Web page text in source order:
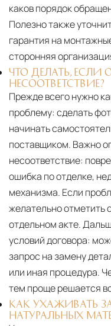
каков порядок
Полезно также
гарантия на
сторонняя
ЧТО ДЕЛАТЬ, ЕСЛИ
НЕСООТВЕТСТВИЕ?
Прежде всего нужно
проблему: сделать
начинать
поставщиком. Важно
несоответствие:
ошибка по отделке,
механизма. Если
желательно отметить
отдельном акте.
условий договора:
запрос на замену
или иная процедура.
тем проще решается
КАК УХАЖИВАТЬ
НАТУРАЛЬНЫХ